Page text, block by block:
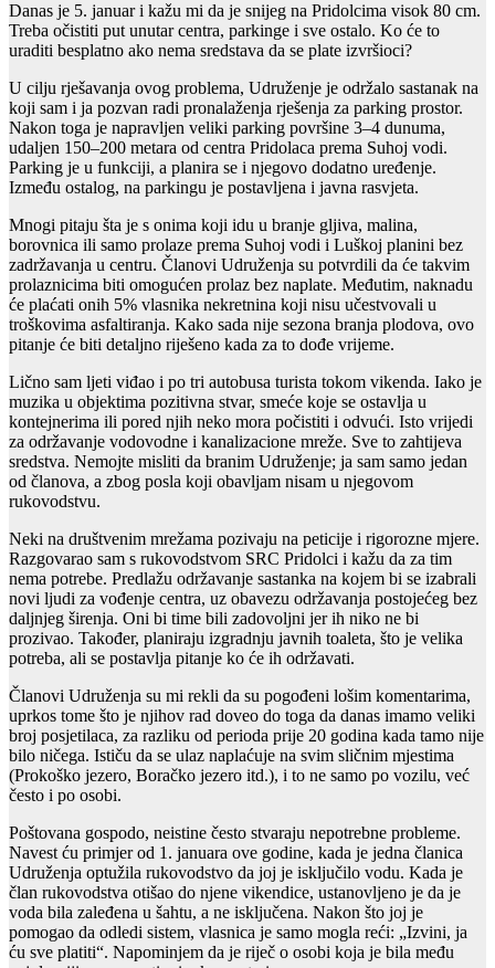
Danas je 5. januar i kažu mi da je snijeg na Pridolcima visok 80 cm.
Treba očistiti put unutar centra, parkinge i sve ostalo. Ko će to
uraditi besplatno ako nema sredstava da se plate izvršioci?
U cilju rješavanja ovog problema, Udruženje je održalo sastanak na
koji sam i ja pozvan radi pronalaženja rješenja za parking prostor.
Nakon toga je napravljen veliki parking površine 3–4 dunuma,
udaljen 150–200 metara od centra Pridolaca prema Suhoj vodi.
Parking je u funkciji, a planira se i njegovo dodatno uređenje.
Između ostalog, na parkingu je postavljena i javna rasvjeta.
Mnogi pitaju šta je s onima koji idu u branje gljiva, malina,
borovnica ili samo prolaze prema Suhoj vodi i Luškoj planini bez
zadržavanja u centru. Članovi Udruženja su potvrdili da će takvim
prolaznicima biti omogućen prolaz bez naplate. Međutim, naknadu
će plaćati onih 5% vlasnika nekretnina koji nisu učestvovali u
troškovima asfaltiranja. Kako sada nije sezona branja plodova, ovo
pitanje će biti detaljno riješeno kada za to dođe vrijeme.
Lično sam ljeti viđao i po tri autobusa turista tokom vikenda. Iako je
muzika u objektima pozitivna stvar, smeće koje se ostavlja u
kontejnerima ili pored njih neko mora počistiti i odvući. Isto vrijedi
za održavanje vodovodne i kanalizacione mreže. Sve to zahtijeva
sredstva. Nemojte misliti da branim Udruženje; ja sam samo jedan
od članova, a zbog posla koji obavljam nisam u njegovom
rukovodstvu.
Neki na društvenim mrežama pozivaju na peticije i rigorozne mjere.
Razgovarao sam s rukovodstvom SRC Pridolci i kažu da za tim
nema potrebe. Predlažu održavanje sastanka na kojem bi se izabrali
novi ljudi za vođenje centra, uz obavezu održavanja postojećeg bez
daljnjeg širenja. Oni bi time bili zadovoljni jer ih niko ne bi
prozivao. Također, planiraju izgradnju javnih toaleta, što je velika
potreba, ali se postavlja pitanje ko će ih održavati.
Članovi Udruženja su mi rekli da su pogođeni lošim komentarima,
uprkos tome što je njihov rad doveo do toga da danas imamo veliki
broj posjetilaca, za razliku od perioda prije 20 godina kada tamo nije
bilo ničega. Ističu da se ulaz naplaćuje na svim sličnim mjestima
(Prokoško jezero, Boračko jezero itd.), i to ne samo po vozilu, već
često i po osobi.
Poštovana gospodo, neistine često stvaraju nepotrebne probleme.
Navest ću primjer od 1. januara ove godine, kada je jedna članica
Udruženja optužila rukovodstvo da joj je isključilo vodu. Kada je
član rukovodstva otišao do njene vikendice, ustanovljeno je da je
voda bila zaleđena u šahtu, a ne isključena. Nakon što joj je
pomogao da odledi sistem, vlasnica je samo mogla reći: „Izvini, ja
ću sve platiti“. Napominjem da je riječ o osobi koja je bila među